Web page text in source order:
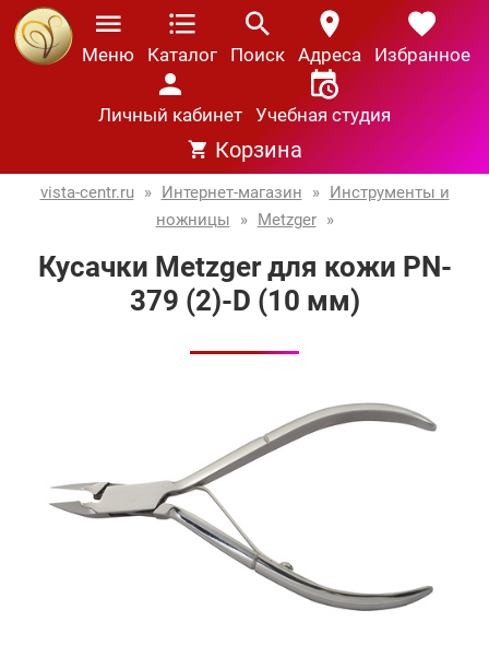
Меню Каталог Поиск Адреса Избранное
Личный кабинет Учебная студия
Корзина
vista-centr.ru » Интернет-магазин » Инструменты и
ножницы
» Metzger »
Кусачки Metzger для кожи PN-
379 (2)-D (10 мм)